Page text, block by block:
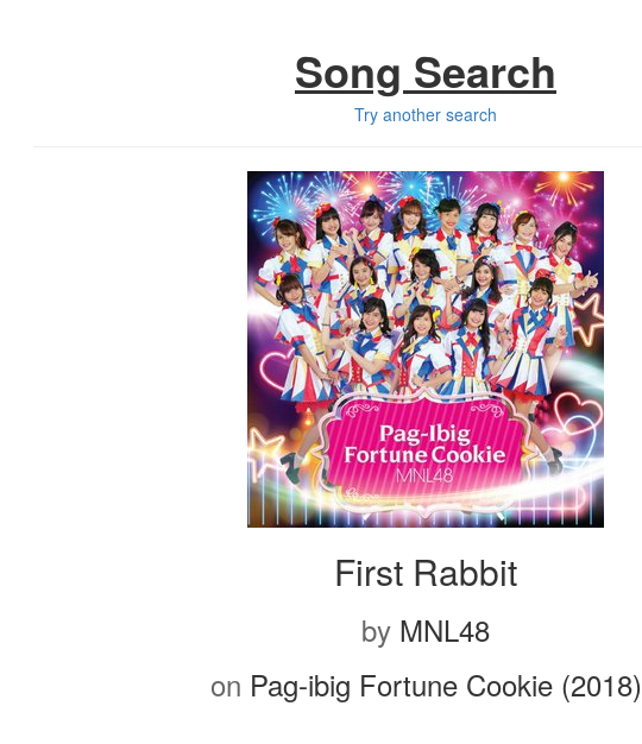
Song Search
Try another search
First Rabbit
by MNL48
on Pag-ibig Fortune Cookie (2018)